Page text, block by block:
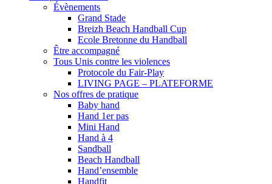
Évènements
Grand Stade
Breizh Beach Handball Cup
Ecole Bretonne du Handball
Être accompagné
Tous Unis contre les violences
Protocole du Fair-Play
LIVING PAGE – PLATEFORME
Nos offres de pratique
Baby hand
Hand 1er pas
Mini Hand
Hand à 4
Sandball
Beach Handball
Hand’ensemble
Handfit